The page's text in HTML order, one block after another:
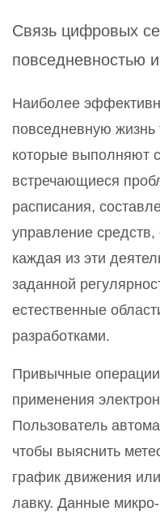
Связь цифровых
повседневностью
Наиболее
повседневную
которые выполняют
встречающиеся
расписания,
управление
каждая из эти
заданной
естественные
разработками.
Привычные
применения
Пользователь
чтобы выяснить
график движения
лавку. Данные